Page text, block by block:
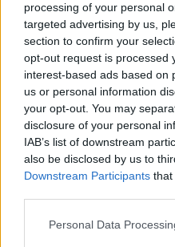
processing of your personal
targeted advertising by us,
section to confirm your
opt-out request is processed
interest-based ads based on
us or personal information
your opt-out. You may
disclosure of your personal
IAB’s list of downstream
also be disclosed by us to
Downstream Participants that
Personal Data
09/08/2026 - 12:08 ΚΟΣΜΟΣ
Δεύτερη πηγή
ψαράδες ο αλιευτικός
Τ. Θεοδωρικάκος: Η
διασφαλίζει την
καλύτερους μισθούς
09/08/2026 - 11:43 ΠΟΛΙΤΙΚΗ
Υπ. Μεταφορών:
πινακίδων κυκλοφορίας -
διαδικασίες